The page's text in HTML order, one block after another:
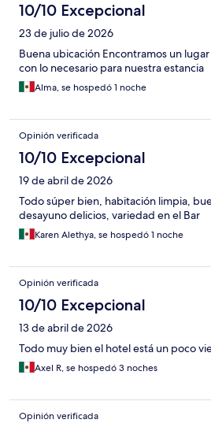
10/10 Excepcional
23 de julio de 2026
Buena ubicación Encontramos un
con lo necesario para nuestra estancia
Alma, se hospedó 1 noche
Opinión verificada
10/10 Excepcional
19 de abril de 2026
Todo súper bien, habitación limpia,
desayuno delicios, variedad en el Bar
Karen Alethya, se hospedó 1 noche
Opinión verificada
10/10 Excepcional
13 de abril de 2026
Todo muy bien el hotel está un poco
Axel R, se hospedó 3 noches
Opinión verificada